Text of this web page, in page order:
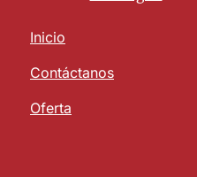
Inicio
Contáctanos
Oferta